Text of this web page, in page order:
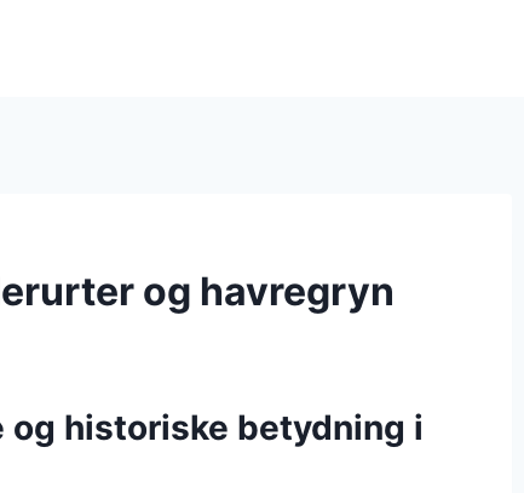
og havregryn
historiske betydning i